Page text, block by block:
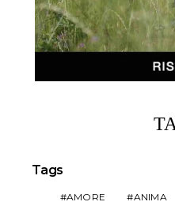
Tags
AMORE ANIMA